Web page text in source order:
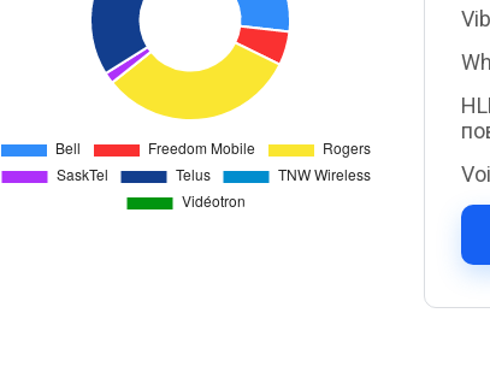
Верифікуйте користувачів ефективно через
мультиканальність за допомогою універсального API.
HLR Lookup
Перевіряйте номери для точної маршрутизації
Flash Call
Економічна автентифікація користувачів через Flash
Офіси